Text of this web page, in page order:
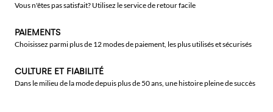
Vous n'êtes pas satisfait? Utilisez le service de retour facile
PAIEMENTS
Choisissez parmi plus de 12 modes de paiement, les plus utilisés et sécurisés
CULTURE ET FIABILITÉ
Dans le milieu de la mode depuis plus de 50 ans, une histoire pleine de succès